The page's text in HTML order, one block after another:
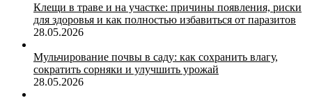
Клещи в траве и на участке: причины появления, риски
для здоровья и как полностью избавиться от паразитов
28.05.2026
Мульчирование почвы в саду: как сохранить влагу,
сократить сорняки и улучшить урожай
28.05.2026